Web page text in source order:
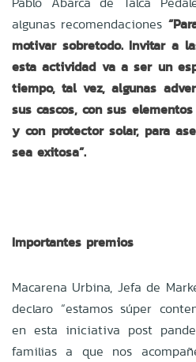
algunas recomendaciones
motivar sobretodo. Invitar a
esta actividad va a ser un
tiempo, tal vez, algunas
sus cascos, con sus
y con protector solar, para
sea exitosa”.
Importantes premios
Macarena Urbina, Jefa de
declaro “estamos súper
en esta iniciativa post
familias a que nos